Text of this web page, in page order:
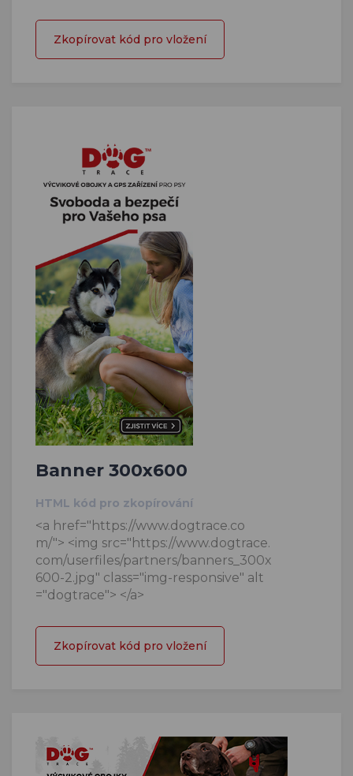
Zkopírovat kód pro vložení
Banner 300x600
HTML kód pro zkopírování
<a href="https://www.dogtrace.co
m/"> <img src="https://www.dogtrace.
com/userfiles/partners/banners_300x
600-2.jpg" class="img-responsive" alt
="dogtrace"> </a>
Zkopírovat kód pro vložení